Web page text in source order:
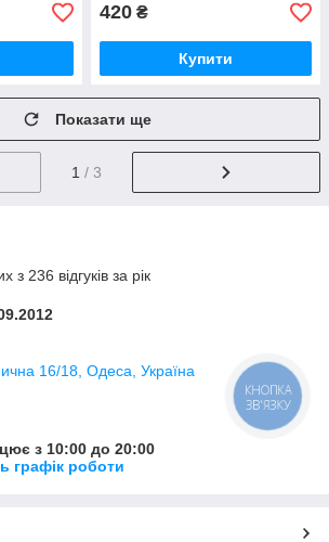
420 ₴
Купити
Показати ще
1 / 3
з 236 відгуків за рік
16/18, Одеса, Україна
з 10:00 до 20:00
графік роботи
КНОПКА
ЗВ'ЯЗКУ